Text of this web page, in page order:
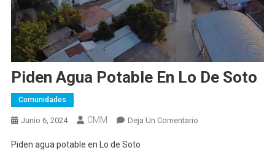
Piden Agua Potable En Lo De Soto
Comunidades
Junio 6, 2024 CMM Deja Un ComentarioEn
Piden agua potable en Lo de Soto